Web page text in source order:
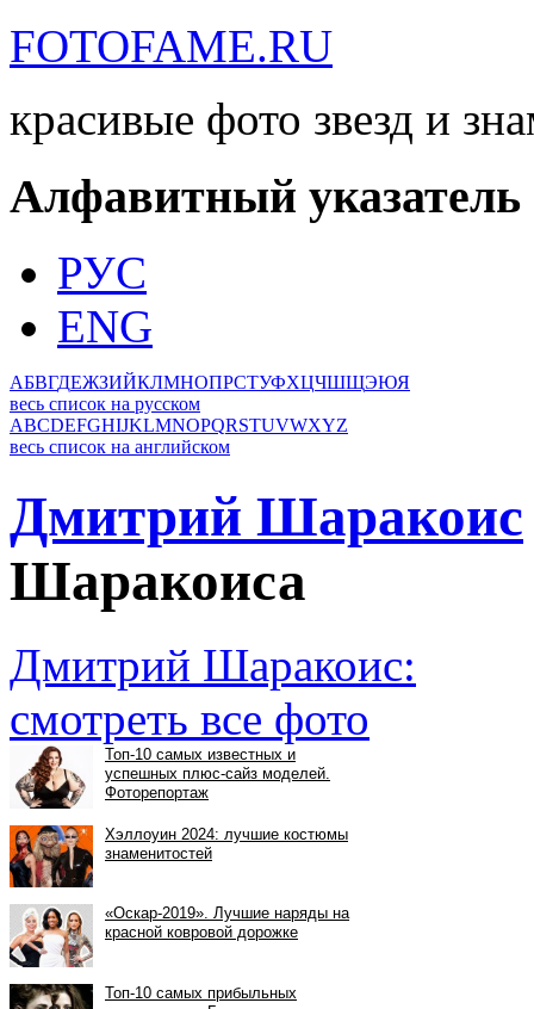
FOTOFAME.RU
красивые фото звезд и
Алфавитный указатель
РУС
ENG
АБВГДЕЖЗИЙКЛМНОПРСТУФХЦЧШЩЭЮЯ
весь список на русском
ABCDEFGHIJKLMNOPQRSTUVWXYZ
весь список на английском
Дмитрий Шаракоис
Шаракоиса
Дмитрий Шаракоис:
смотреть все фото